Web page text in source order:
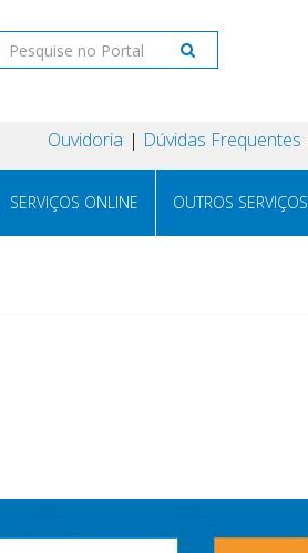
Ouvidoria Dúvidas Frequentes
SERVIÇOS ONLINE OUTROS SERVIÇOS